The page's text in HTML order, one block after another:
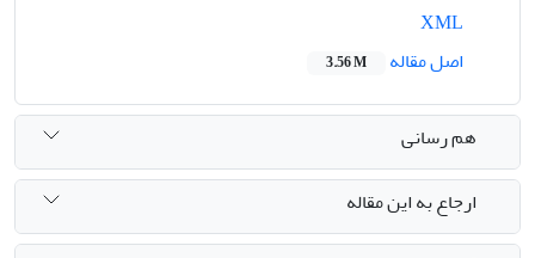
اصل مقاله
3.56 M
هم رسانی
ارجاع به این مقاله